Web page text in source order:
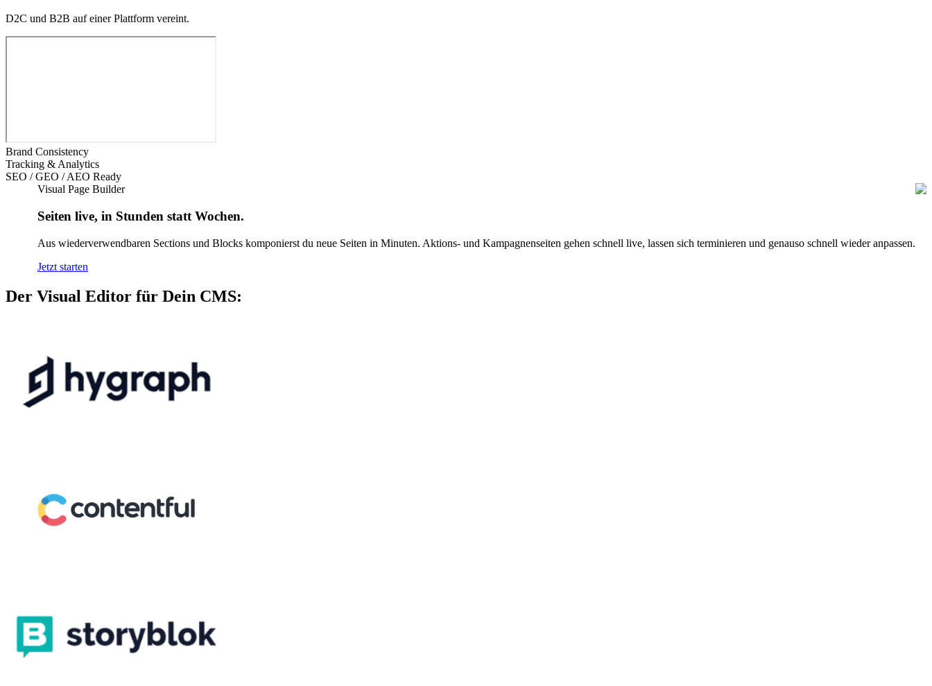
D2C und B2B auf einer Plattform vereint.
Brand Consistency
Tracking & Analytics
SEO / GEO / AEO Ready
Visual Page Builder
Seiten live, in Stunden statt Wochen.
Aus wiederverwendbaren Sections und Blocks komponierst du neue Seiten in Minuten. Aktions- und Kampagnenseiten gehen schnell live, lassen sich terminieren und genauso schnell wieder anpassen.
Jetzt starten
Der Visual Editor für Dein CMS: